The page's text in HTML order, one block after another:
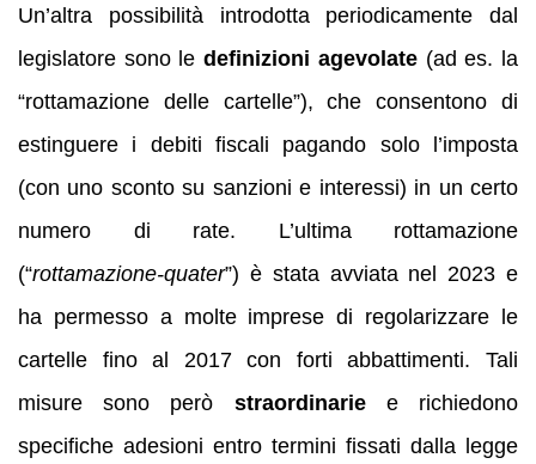
Un’altra possibilità introdotta periodicamente dal
legislatore sono ledefinizioni agevolate(ad es. la
“rottamazione delle cartelle”), che consentono di
estinguere i debiti fiscali pagando solo l’imposta
(con uno sconto su sanzioni e interessi) in un certo
numero di rate. L’ultima rottamazione
(“rottamazione-quater”) è stata avviata nel 2023 e
ha permesso a molte imprese di regolarizzare le
cartelle fino al 2017 con forti abbattimenti. Tali
misure sono però straordinariee richiedono
specifiche adesioni entro termini fissati dalla legge